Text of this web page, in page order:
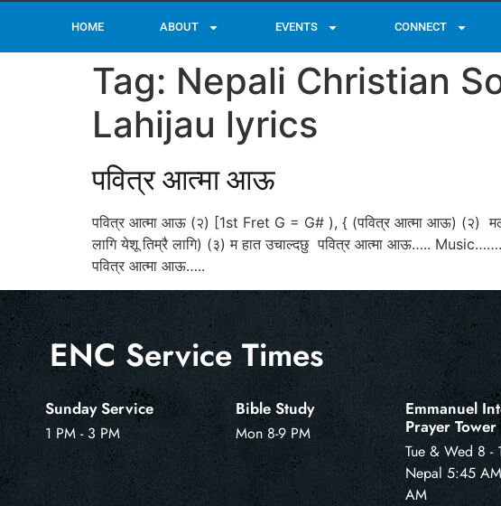
HOME ABOUT EVENTS CONNECT
Tag: Nepali Christian
Lahijau lyrics
पवित्र आत्मा आऊ
पवित्र आत्मा आऊ (२) [1st Fret G = G# ), { (पवित्र आत्मा आऊ) (२)
लागि येशू तिम्रै लागि) (३) म हात उचाल्दछु पवित्र आत्मा आऊ…..
पवित्र आत्मा आऊ…..
ENC Service Times
Sunday Service
1 PM - 3 PM
Bible Study
Mon 8-9 PM
Emmanuel
Prayer Tower
Tue & Wed 8 -
Nepal 5:45
AM